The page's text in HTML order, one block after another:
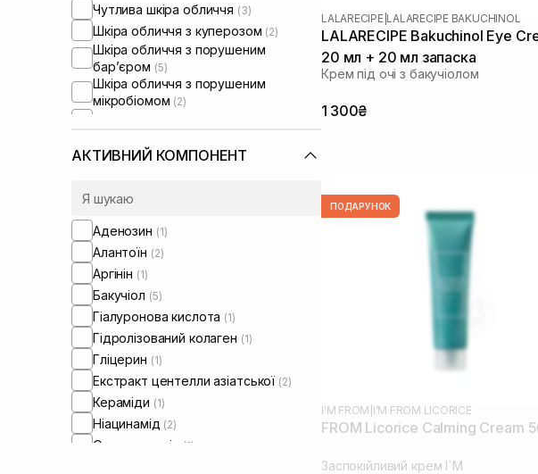
Чутлива шкіра обличчя (3)
Шкіра обличчя з куперозом (2)
Шкіра обличчя з порушеним
барʼєром (5)
Шкіра обличчя з порушеним
мікробіомом (2)
АКТИВНИЙ КОМПОНЕНТ
Аденозин (1)
Алантоїн (2)
Аргінін (1)
Бакучіол (5)
Гіалуронова кислота (1)
Гідролізований колаген (1)
Гліцерин (1)
Екстракт центелли азіатської (2)
Кераміди (1)
Ніацинамід (2)
Оливкова олія (1)
LALARECIPE LALARECIPE BAKUCHINOL
LALARECIPE Bakuchinol Eye
20 мл + 20 мл запаска
Крем під очі з бакучіолом
1 300₴
ПОДАРУНОК
I'M FROM I’M FROM LICORICE
FROM Licorice Calming Cream
Заспокійливий крем I`M